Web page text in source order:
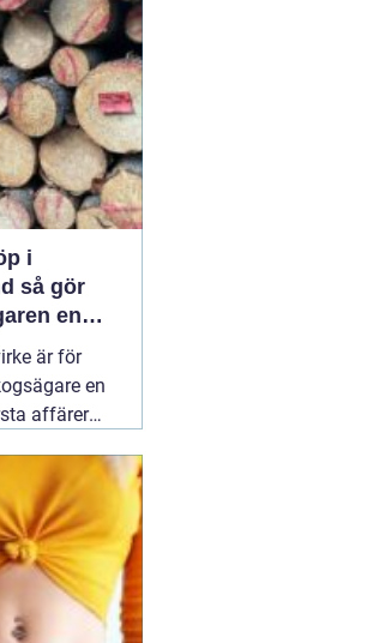
med
brand och
ses de ...
i
en
lönsam
är för
en
affärer
marknaden
många
fler än
Den som vill
2026